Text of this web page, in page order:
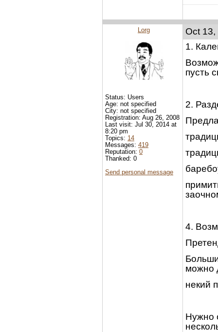
Oct
1.
пусть
2.
4.
можно
некий
Нужно
Lorg
Status: Users
Age: not specified
City: not specified
Registration: Aug 26, 2008
Last visit: Jul 30, 2014 at
8:20 pm
Topics: 14
Messages: 419
Reputation: 0
Thanked: 0
Send personal message